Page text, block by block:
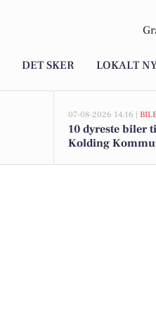
DET SKER LOKALT
07-08-2026 14:16 |
10 dyreste biler
Kolding